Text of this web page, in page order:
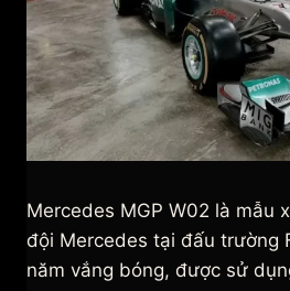
Mercedes MGP W02 là mẫu
đội Mercedes tại đấu trường
năm vắng bóng, được sử